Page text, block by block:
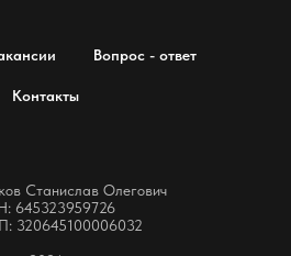
Вопрос - ответ
Контакты
Станислав Олегович
645323959726
320645100006032